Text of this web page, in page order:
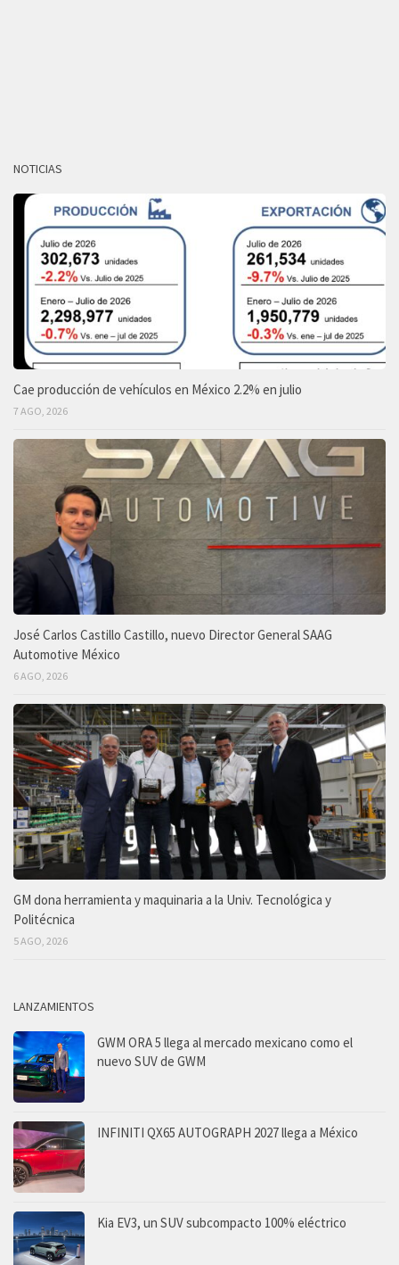
NOTICIAS
Cae producción de vehículos en México 2.2% en julio
7 AGO, 2026
José Carlos Castillo Castillo, nuevo Director General SAAG
Automotive México
6 AGO, 2026
GM dona herramienta y maquinaria a la Univ. Tecnológica y
Politécnica
5 AGO, 2026
LANZAMIENTOS
GWM ORA 5 llega al mercado mexicano como el
nuevo SUV de GWM
INFINITI QX65 AUTOGRAPH 2027 llega a México
Kia EV3, un SUV subcompacto 100% eléctrico